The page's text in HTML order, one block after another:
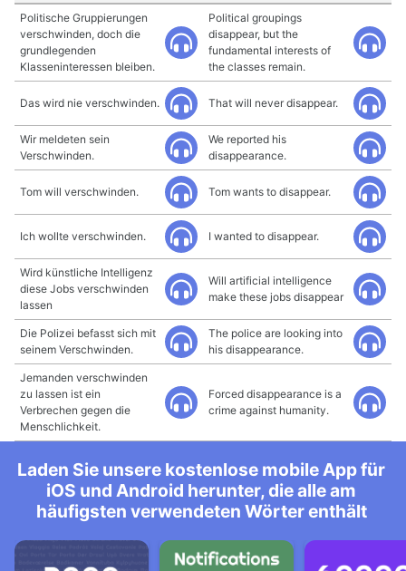
Politische Gruppierungen
verschwinden, doch die
grundlegenden
Klasseninteressen bleiben.
Political groupings
disappear, but the
fundamental interests of
the classes remain.
Das wird nie verschwinden. That will never disappear.
Wir meldeten sein
Verschwinden.
We reported his
disappearance.
Tom will verschwinden. Tom wants to disappear.
Ich wollte verschwinden. I wanted to disappear.
Wird künstliche Intelligenz
diese Jobs verschwinden
lassen
Will artificial intelligence
make these jobs disappear
Die Polizei befasst sich mit
seinem Verschwinden.
The police are looking into
his disappearance.
Jemanden verschwinden
zu lassen ist ein
Verbrechen gegen die
Menschlichkeit.
Forced disappearance is a
crime against humanity.
Laden Sie unsere kostenlose mobile App für
iOS und Android herunter, die alle am
häufigsten verwendeten Wörter enthält